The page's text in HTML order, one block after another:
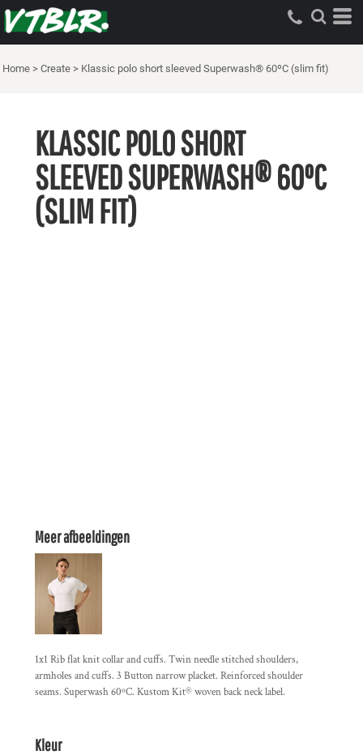
Home > Create > Klassic polo short sleeved Superwash® 60ºC (slim fit)
KLASSIC POLO SHORT
SLEEVED SUPERWASH® 60ºC
(SLIM FIT)
Meer afbeeldingen
1x1 Rib flat knit collar and cuffs. Twin needle stitched shoulders,
armholes and cuffs. 3 Button narrow placket. Reinforced shoulder
seams. Superwash 60ºC. Kustom Kit® woven back neck label.
Kleur